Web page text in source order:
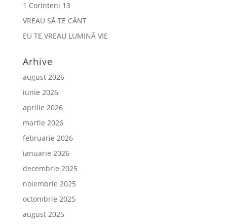
1 Corinteni 13
VREAU SĂ TE CÂNT
EU TE VREAU LUMINĂ VIE
Arhive
august 2026
iunie 2026
aprilie 2026
martie 2026
februarie 2026
ianuarie 2026
decembrie 2025
noiembrie 2025
octombrie 2025
august 2025